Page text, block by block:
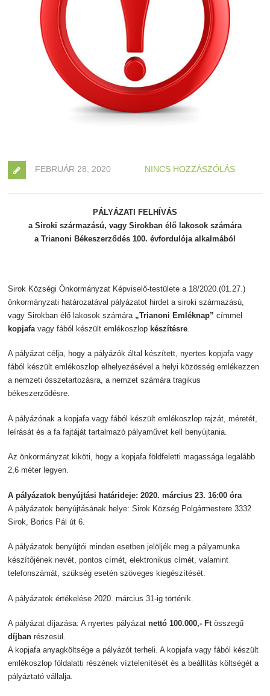
FEBRUÁR 28, 2020 NINCS HOZZÁSZÓLÁS
PÁLYÁZATI FELHÍVÁS
a Siroki származású, vagy Sirokban élő lakosok számára
a Trianoni Békeszerződés 100. évfordulója alkalmából
Sirok Községi Önkormányzat Képviselő-testülete a 18/2020.(01.27.)
önkormányzati határozatával pályázatot hirdet a siroki származású,
vagy Sirokban élő lakosok számára „Trianoni Emléknap” címmel
kopjafavagy fából készült emlékoszlop készítésre
A pályázat célja, hogy a pályázók által készített, nyertes kopjafa vagy
fából készült emlékoszlop elhelyezésével a helyi közösség emlékezzen
a nemzeti összetartozásra, a nemzet számára tragikus
békeszerződésre.
A pályázónak a kopjafa vagy fából készült emlékoszlop rajzát, méretét,
leírását és a fa fajtáját tartalmazó pályaművet kell benyújtania.
Az önkormányzat kiköti, hogy a kopjafa földfeletti magassága legalább
2,6 méter legyen.
A pályázatok benyújtási határideje: 2020. március 23. 16:00 óra
A pályázatok benyújtásának helye: Sirok Község Polgármestere 3332
Sirok, Borics Pál út 6.
A pályázatok benyújtói minden esetben jelöljék meg a pályamunka
készítőjének nevét, pontos címét, elektronikus címét, valamint
telefonszámát, szükség esetén szöveges kiegészítését.
A pályázatok értékelése 2020. március 31-ig történik.
A pályázat díjazása: A nyertes pályázatnettó 100.000,- Ftösszegű
díjban részesül.
A kopjafa anyagköltsége a pályázót terheli. A kopjafa vagy fából készült
emlékoszlop földalatti részének víztelenítését és a beállítás költségét a
pályáztató vállalja.